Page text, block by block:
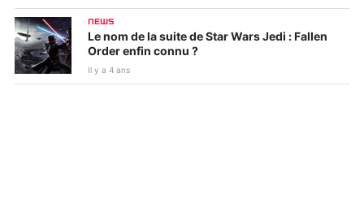
NEWS
Le nom de la suite de Star Wars Jedi : Fallen
Order enfin connu ?
Il y a 4 ans